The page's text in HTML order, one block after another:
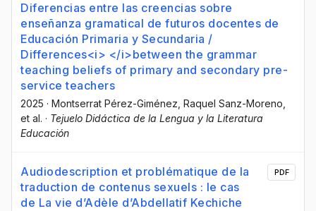
Diferencias entre las creencias sobre
enseñanza gramatical de futuros docentes de
Educación Primaria y Secundaria /
Differences<i> </i>between the grammar
teaching beliefs of primary and secondary pre-
service teachers
2025 · Montserrat Pérez-Giménez , Raquel Sanz-Moreno
et al. · Tejuelo Didáctica de la Lengua y la Literatura
Educación
Audiodescription et problématique de la
traduction de contenus sexuels : le cas
de La vie d’Adèle d’Abdellatif Kechiche
PDF